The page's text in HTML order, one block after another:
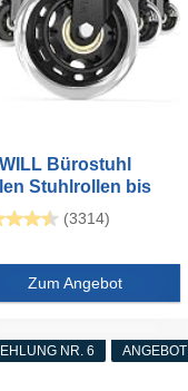
Bürostuhl
Stuhlrollen bis
kg...
(3314)
Zum Angebot
ANGEBOT
NR. 6